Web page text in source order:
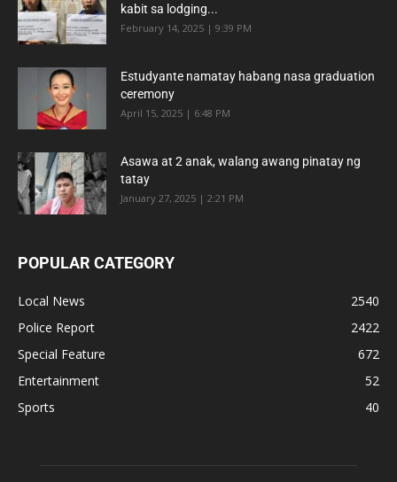
kabit sa lodging...
February 14, 2025 | 9:39 PM
Estudyante namatay habang nasa graduation
ceremony
April 15, 2025 | 6:48 PM
Asawa at 2 anak, walang awang pinatay ng
tatay
January 27, 2025 | 2:21 PM
POPULAR CATEGORY
Local News
2540
Police Report
2422
Special Feature
672
Entertainment
52
Sports
40